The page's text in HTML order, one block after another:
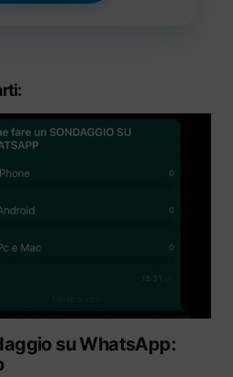
su WhatsApp: